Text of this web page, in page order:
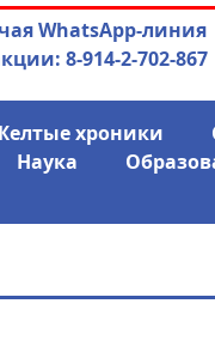
Маски сброшены:
о
WhatsApp-линия
8-914-2-702-867
хроники
Наука